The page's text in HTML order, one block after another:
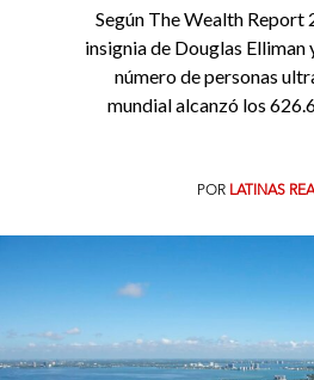
Según The Wealth Report
insignia de Douglas Elliman
número de personas
mundial alcanzó los
POR LATINAS